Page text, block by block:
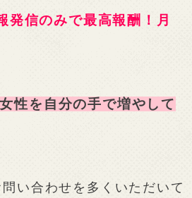
信のみで最高報酬！月
性を自分の手で増やして
い合わせを多くいただいて